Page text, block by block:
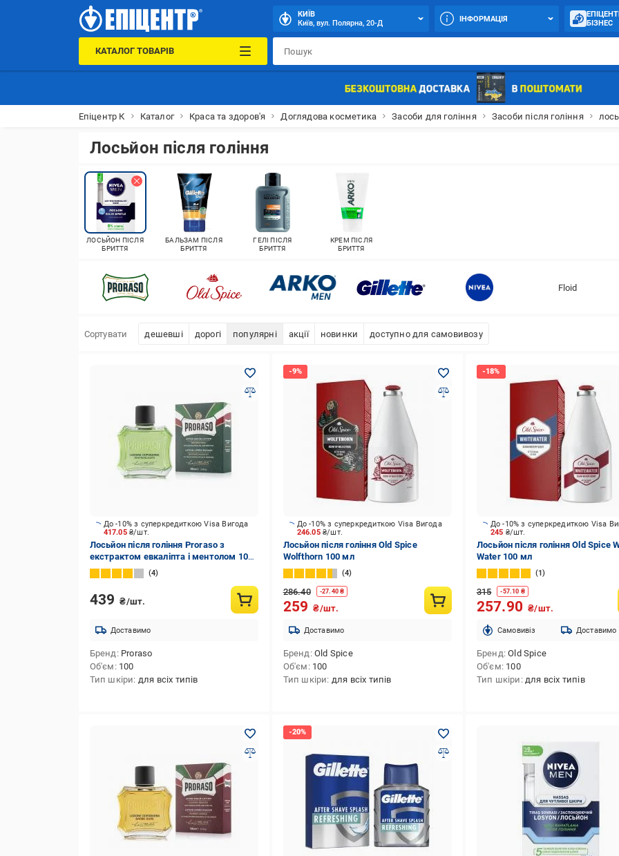
КИЇВ
Київ, вул. Полярна, 20-Д
ІНФОРМАЦІЯ
БІЗНЕС
КАТАЛОГ ТОВАРІВ
Епіцентр К Каталог Краса та здоров'я Доглядова косметика Засоби для гоління Засоби після гоління
Лосьйон після гоління
ЛОСЬЙОН ПІСЛЯ
БРИТТЯ
БАЛЬЗАМ ПІСЛЯ
БРИТТЯ
ГЕЛІ ПІСЛЯ
БРИТТЯ
КРЕМ ПІСЛЯ
БРИТТЯ
Floid
Сортувати дешевші дорогі популярні акції новинки доступно для самовивозу
417.05 ₴/шт.
До -10% з суперкредиткою Visa Вигода
Лосьйон після гоління Proraso з
екстрактом евкаліпта і ментолом 100
мл
4
439 ₴/шт.
Доставимо
Бренд Proraso
Об'єм 100
Тип шкіри для всіх типів
246.05₴/шт.
До -10% з суперкредиткою Visa Вигода
Лосьйон після гоління Old Spice
Wolfthorn 100 мл
4
286.40 -27.40 ₴
259 ₴/шт.
Доставимо
Бренд Old Spice
Об'єм 100
Тип шкіри для всіх типів
245 ₴/шт.
До -10% з суперкредиткою Visa
Лосьйон після гоління Old Spice
Water 100 мл
1
315 -57.10 ₴
257.90 ₴/шт.
Cамовивіз Доставимо
Бренд Old Spice
Об'єм 100
Тип шкіри для всіх типів